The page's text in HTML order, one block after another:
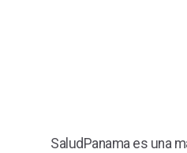
SaludPanama es una